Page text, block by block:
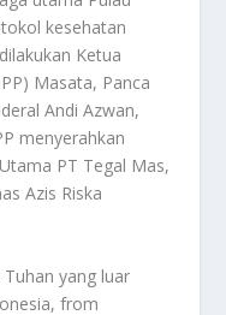
kesehatan
Ketua
Masata, Panca
Andi Azwan,
menyerahkan
PT Tegal Mas,
Azis Riska
yang luar
from